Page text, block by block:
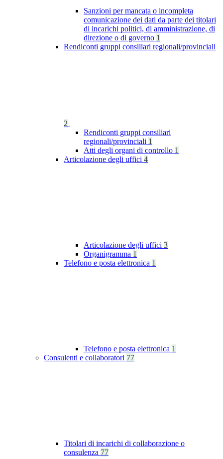
Sanzioni per mancata o incompleta
comunicazione dei dati da parte dei titolari
di incarichi politici, di amministrazione, di
direzione o di governo 1
Rendiconti gruppi consiliari regionali/provinciali
2
Rendiconti gruppi consiliari
regionali/provinciali 1
Atti degli organi di controllo 1
Articolazione degli uffici 4
Articolazione degli uffici 3
Organigramma 1
Telefono e posta elettronica 1
Telefono e posta elettronica 1
Consulenti e collaboratori 77
Titolari di incarichi di collaborazione o
consulenza 77